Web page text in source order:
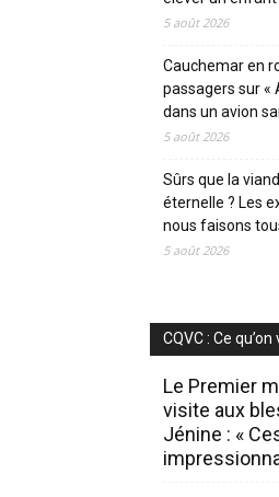
5 août 2026
Cauchemar en
passagers sur «
dans un avion
5 août 2026
Sûrs que la
éternelle ? Les
nous faisons
5 août 2026
CQVC : Ce
Le Premier
visite aux
Jénine : «